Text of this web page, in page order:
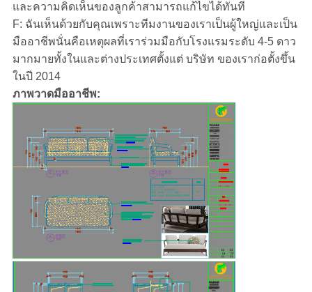
และความคิดเห็นของลูกค้าสามารถแก้ไขได้ทันที
F: ฉันเห็นด้วยกับคุณเพราะทีมงานของเราเป็นผู้ใหญ่และเป็น
มืออาชีพนั่นคือเหตุผลที่เราร่วมมือกับโรงแรมระดับ 4-5 ดาว
มากมายทั้งในและต่างประเทศตั้งแต่ บริษัท ของเราก่อตั้งขึ้น
ในปี 2014
ภาพวาดมืออาชีพ: